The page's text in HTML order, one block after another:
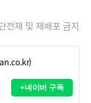
전재 및 재배포 금지
+네이버 구독